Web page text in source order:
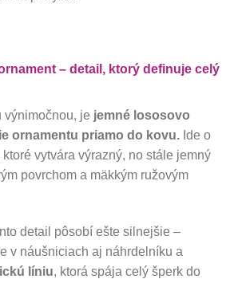
– detail, ktorý definuje celý
výnimočnou, je jemné lososovo
ornamentu priamo do kovu. Ide o
vytvára výrazný, no stále jemný
povrchom a mäkkým ružovým
detail pôsobí ešte silnejšie –
v náušniciach aj náhrdelníku a
líniu, ktorá spája celý šperk do